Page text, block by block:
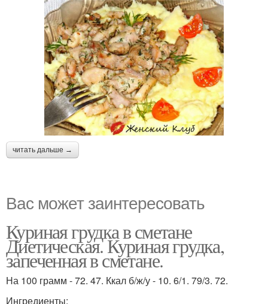
читать дальше →
Вас может заинтересовать
Куриная грудка в сметане
Диетическая. Куриная грудка,
запеченная в сметане.
На 100 грамм - 72. 47. Ккал б/ж/у - 10. 6/1. 79/3. 72.
Ингредиенты: